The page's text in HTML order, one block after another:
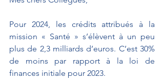
Pour 2024, les crédits attribués à la
mission « Santé » s’élèvent à un peu
plus de 2,3 milliards d’euros. C’est 30%
de moins par rapport à la loi de
finances initiale pour 2023.